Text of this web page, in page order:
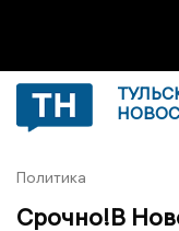
Политика
Срочно!В